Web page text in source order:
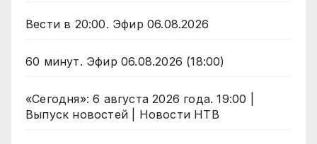
Вести в 20:00. Эфир 06.08.2026
60 минут. Эфир 06.08.2026 (18:00)
«Сегодня»: 6 августа 2026 года. 19:00 |
Выпуск новостей | Новости НТВ